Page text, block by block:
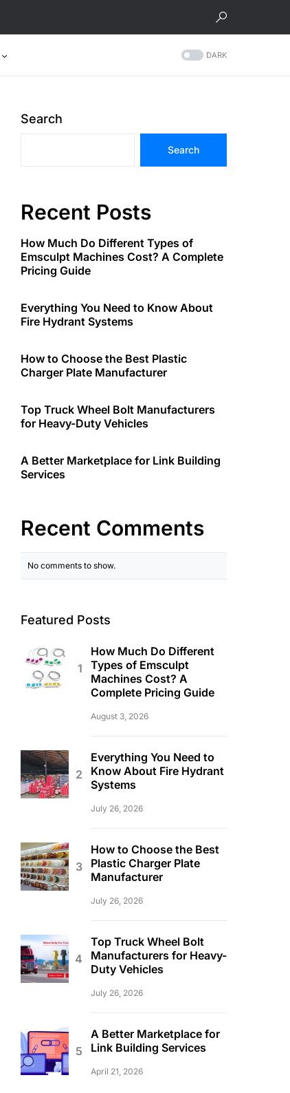
DARK
Search
Search
Recent Posts
How Much Do Different Types of
Emsculpt Machines Cost? A Complete
Pricing Guide
Everything You Need to Know About
Fire Hydrant Systems
How to Choose the Best Plastic
Charger Plate Manufacturer
Top Truck Wheel Bolt Manufacturers
for Heavy-Duty Vehicles
A Better Marketplace for Link Building
Services
Recent Comments
No comments to show.
Featured Posts
How Much Do Different
Types of Emsculpt
Machines Cost? A
Complete Pricing Guide
August 3, 2026
Everything You Need to
Know About Fire Hydrant
Systems
July 26, 2026
How to Choose the Best
Plastic Charger Plate
Manufacturer
July 26, 2026
Top Truck Wheel Bolt
Manufacturers for Heavy-
Duty Vehicles
July 26, 2026
A Better Marketplace for
Link Building Services
April 21, 2026